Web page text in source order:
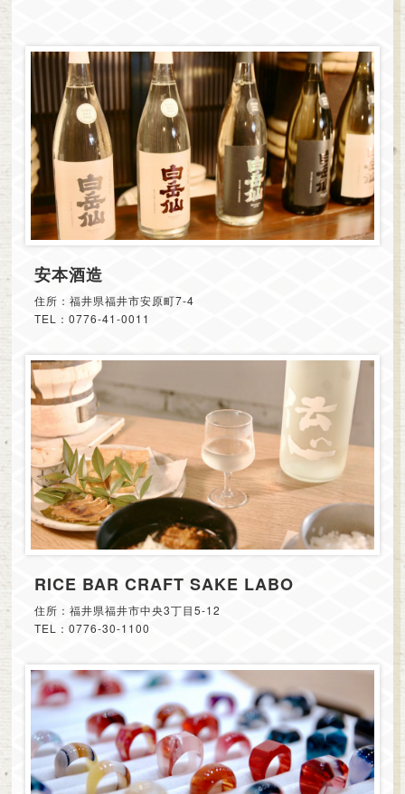
安本酒造
住所：福井県福井市安原町7-4
TEL：0776-41-0011
RICE BAR CRAFT SAKE LABO
住所：福井県福井市中央3丁目5-12
TEL：0776-30-1100